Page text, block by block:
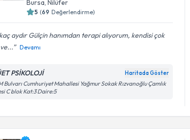
Bursa, Nilüfer
5 (69 Değerlendirme)
aydır Gülçin hanımdan terapi alıyorum, kendisi çok
Devamı
PSİKOLOJİ Haritada Göster
Bulvarı Cumhuriyet Mahallesi Yağmur Sokak Rızvanoğlu Çamlık
C blok Kat:3 Daire:5